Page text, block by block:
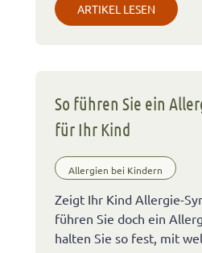
ARTIKEL LESEN
So führen Sie ein
für Ihr Kind
Allergien bei Kindern
Zeigt Ihr Kind Allergie-
führen Sie doch ein
halten Sie so fest, mit